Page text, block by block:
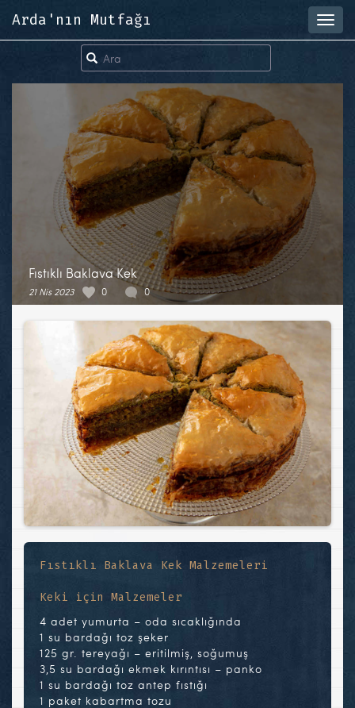
Arda'nın Mutfağı
Fıstıklı Baklava Kek
21 Nis 2023 0 0
Fıstıklı Baklava Kek Malzemeleri
Keki için Malzemeler
4 adet yumurta – oda sıcaklığında
1 su bardağı toz şeker
125 gr. tereyağı – eritilmiş, soğumuş
3,5 su bardağı ekmek kırıntısı – panko
1 su bardağı toz antep fıstığı
1 paket kabartma tozu